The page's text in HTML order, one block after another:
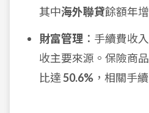
其中海外聯貸餘額年增
財富管理 ：手續費收
收主要來源。保險商
比達50.6% ，相關手